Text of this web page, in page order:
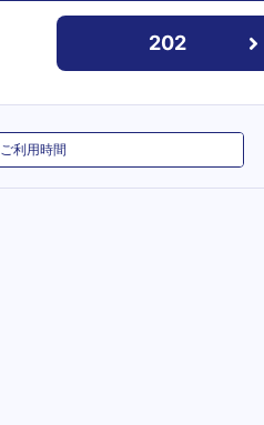
202
ご利用時間